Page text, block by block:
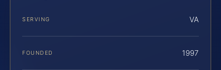
SERVING VA
FOUNDED 1997